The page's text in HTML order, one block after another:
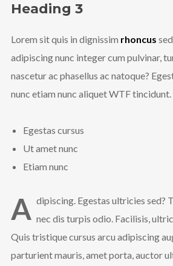
Heading 3
Lorem sit quis in dignissim rhoncus
adipiscing nunc integer cum pulvinar,
nascetur ac phasellus ac natoque?
nunc etiam nunc aliquetWTFtincidunt.
Egestas cursus
Ut amet nunc
Etiam nunc
A dipiscing. Egestas ultricies sed?
nec dis turpis odio. Facilisis,
Quis tristique cursus arcu adipiscing
parturient mauris, amet porta, auctor